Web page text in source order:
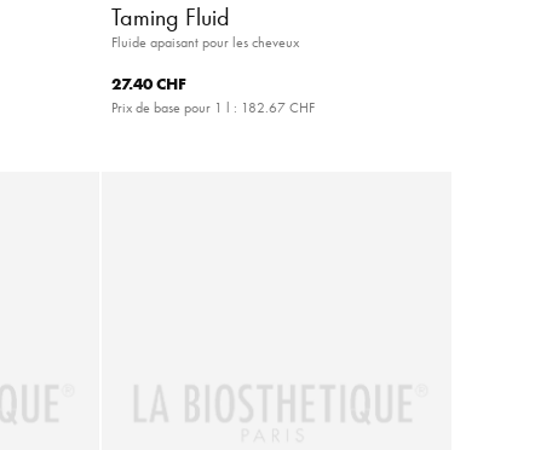
Taming Fluid
Fluide apaisant pour les cheveux
27.40 CHF
Prix de base pour 1 l : 182.67 CHF